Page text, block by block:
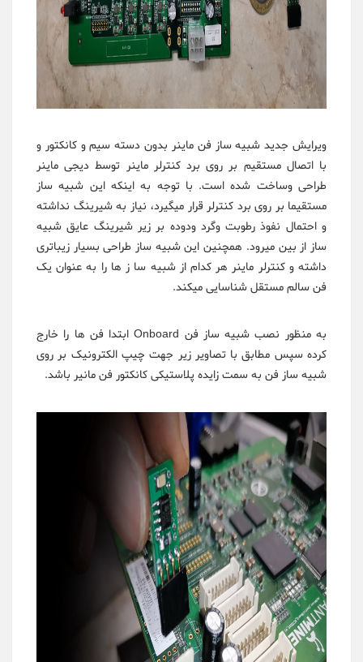
ویرایش جدید شبیه ساز فن ماینر بدون دسته سیم و کانکتور و
با اتصال مستقیم بر روی برد کنترلر ماینر توسط دیجی ماینر
طراحی وساخت شده است. با توجه به اینکه این شبیه ساز
مستقیما بر روی برد کنترلر قرار میگیرد، نیاز به شیرینگ نداشته
و احتمال نفوذ رطوبت وگرد ودوده بر زیر شیرینگ عایق شبیه
ساز از بین میرود. همچنین این شبیه ساز طراحی بسیار زیباتری
داشته و کنترلر ماینر هر کدام از شبیه سا ز ها را به عنوان یک
فن سالم مستقل شناسایی میکند.
به منظور نصب شبیه ساز فن Onboard ابتدا فن ها را خارج
کرده سپس مطابق با تصاویر زیر جهت چیپ الکترونیک بر روی
شبیه ساز فن به سمت زایده پلاستیکی کانکتور فن مانیر باشد.